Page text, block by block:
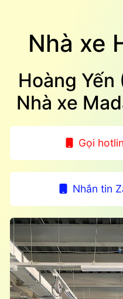
Nhà xe
Hoàng Yến
Nhà xe
Gọi
Nhắn tin